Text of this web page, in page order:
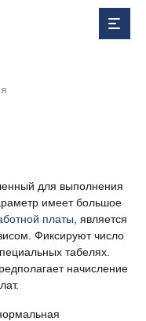
для выполнения
имеет большое
платы , является
Фиксируют число
табелях.
начисление